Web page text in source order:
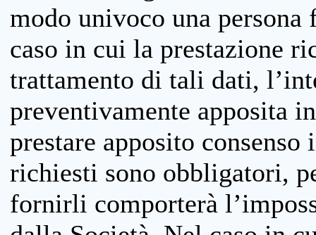
modo univoco una
caso in cui la prestazione
trattamento di tali dati,
preventivamente apposita
prestare apposito
richiesti sono obbligatori,
fornirli comporterà